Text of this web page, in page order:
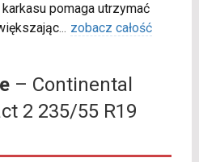
pomaga utrzymać
... zobacz całość
– Continental
2 235/55 R19